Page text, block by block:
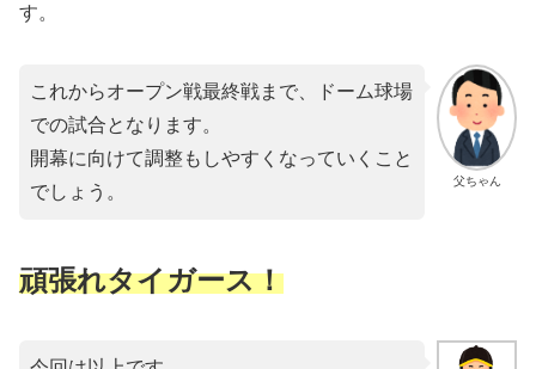
す。
父ちゃん
これからオープン戦最終戦まで、ドーム球場
での試合となります。
開幕に向けて調整もしやすくなっていくこと
でしょう。
頑張れタイガース！